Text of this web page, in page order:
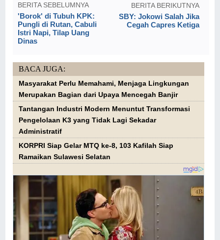
BERITA SEBELUMNYA
'Borok' di Tubuh KPK:
Pungli di Rutan, Cabuli
Istri Napi, Tilap Uang
Dinas
BERITA BERIKUTNYA
SBY: Jokowi Salah Jika
Cegah Capres Ketiga
BACA JUGA:
Masyarakat Perlu Memahami, Menjaga Lingkungan
Merupakan Bagian dari Upaya Mencegah Banjir
Tantangan Industri Modern Menuntut Transformasi
Pengelolaan K3 yang Tidak Lagi Sekadar
Administratif
KORPRI Siap Gelar MTQ ke-8, 103 Kafilah Siap
Ramaikan Sulawesi Selatan